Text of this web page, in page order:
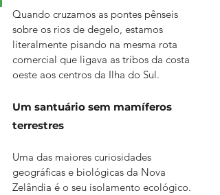
Quando cruzamos as pontes pênseis
sobre os rios de degelo, estamos
literalmente pisando na mesma rota
comercial que ligava as tribos da costa
oeste aos centros da Ilha do Sul.
Um santuário sem mamíferos
terrestres
Uma das maiores curiosidades
geográficas e biológicas da Nova
Zelândia é o seu isolamento ecológico.